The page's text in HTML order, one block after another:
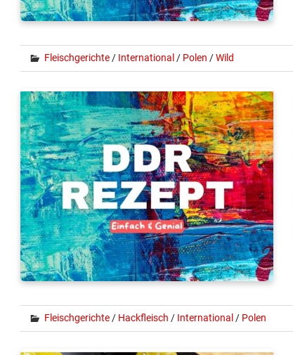
Fleischgerichte/ International/ Polen /Wild
Fleischgerichte/ Hackfleisch / International / Polen